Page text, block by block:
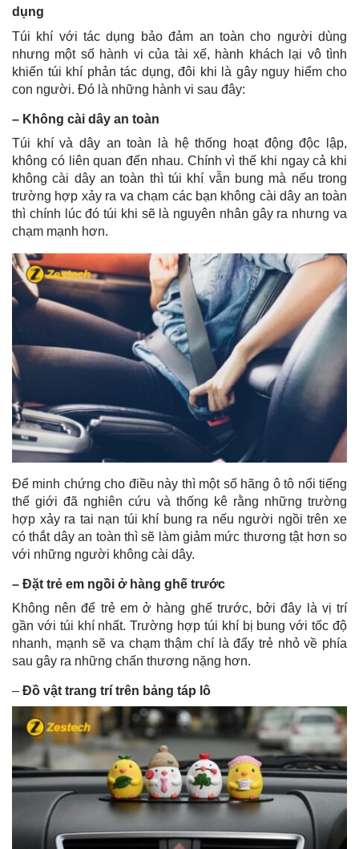
dụng
Túi khí với tác dụng bảo đảm an toàn cho người dùng
nhưng một số hành vi của tài xế, hành khách lại vô tình
khiến túi khí phản tác dụng, đôi khi là gây nguy hiểm cho
con người. Đó là những hành vi sau đây:
– Không cài dây an toàn
Túi khí và dây an toàn là hệ thống hoạt động độc lập,
không có liên quan đến nhau. Chính vì thế khi ngay cả khi
không cài dây an toàn thì túi khí vẫn bung mà nếu trong
trường hợp xảy ra va chạm các bạn không cài dây an toàn
thì chính lúc đó túi khi sẽ là nguyên nhân gây ra nhưng va
chạm mạnh hơn.
Để minh chứng cho điều này thì một số hãng ô tô nổi tiếng
thế giới đã nghiên cứu và thống kê rằng những trường
hợp xảy ra tai nạn túi khí bung ra nếu người ngồi trên xe
có thắt dây an toàn thì sẽ làm giảm mức thương tật hơn so
với những người không cài dây.
– Đặt trẻ em ngồi ở hàng ghế trước
Không nên để trẻ em ở hàng ghế trước, bởi đây là vị trí
gần với túi khí nhất. Trường hợp túi khí bị bung với tốc độ
nhanh, mạnh sẽ va chạm thậm chí là đẩy trẻ nhỏ về phía
sau gây ra những chấn thương nặng hơn.
– Đồ vật trang trí trên bảng táp lô